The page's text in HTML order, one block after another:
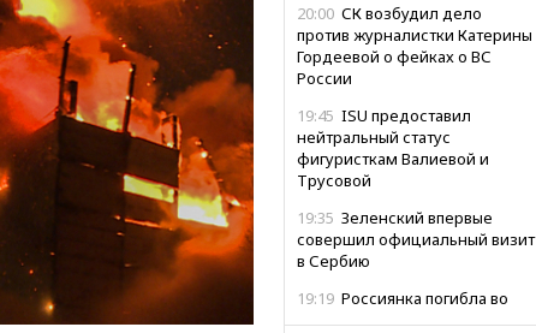
20:00 СК возбудил дело
против журналистки Катерины
Гордеевой о фейках о ВС
России
19:45 ISU предоставил
нейтральный статус
фигуристкам Валиевой и
Трусовой
19:35 Зеленский впервые
совершил официальный визит
в Сербию
19:19 Россиянка погибла во